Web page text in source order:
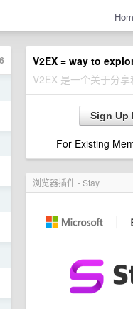
V2EX = way to
V2EX 是一个关于分
Sign Up
For Existing
浏览器插件 - Stay